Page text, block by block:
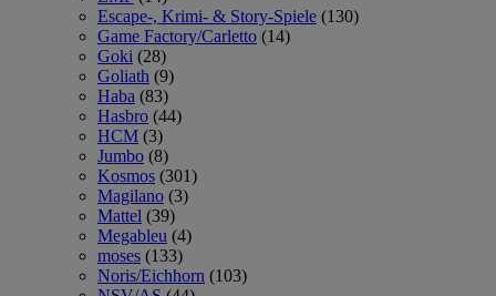
Escape-, Krimi- & Story-Spiele (130)
Game Factory/Carletto (14)
Goki (28)
Goliath (9)
Haba (83)
Hasbro (44)
HCM (3)
Jumbo (8)
Kosmos (301)
Magilano (3)
Mattel (39)
Megableu (4)
moses (133)
Noris/Eichhorn (103)